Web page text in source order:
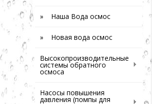
» Наша Вода осмос
» Новая вода осмос
Высокопроизводительные
системы обратного
осмоса
Насосы повышения
давления (помпы для